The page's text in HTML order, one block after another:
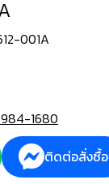
001A
1680
ติดต่อสั่งซื้อ